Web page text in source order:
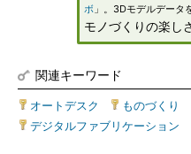
ボ」。3Dモデルデータ
モノづくりの楽し
関連キーワード
オートデスク ものづくり
デジタルファブリケーション